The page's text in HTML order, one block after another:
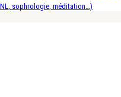
sophrologie, méditation…)